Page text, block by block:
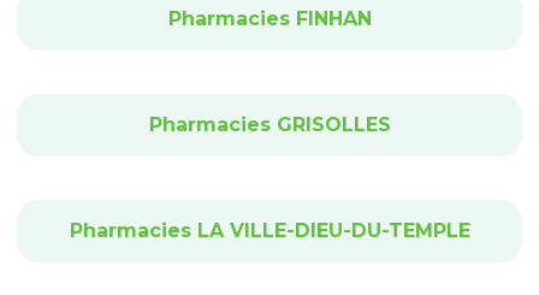
Pharmacies FINHAN
Pharmacies GRISOLLES
Pharmacies LA VILLE-DIEU-DU-TEMPLE